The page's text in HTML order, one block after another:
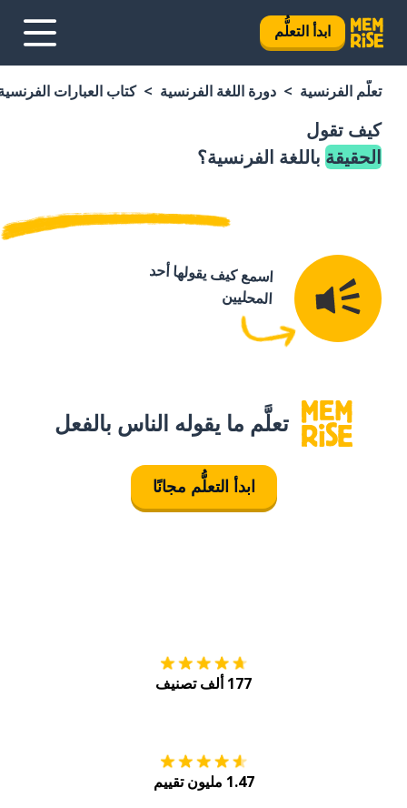
ابدأ التعلُّم
تعلَّم الفرنسية دورة اللغة الفرنسية كتاب العبارات
كيف تقول
الحقيقة باللغة الفرنسية؟
اسمع كيف يقولها أحد
المحليين
تعلَّم ما يقوله الناس بالفعل
ابدأ التعلُّم مجانًا
177 ألف تصنيف
1.47 مليون تقييم